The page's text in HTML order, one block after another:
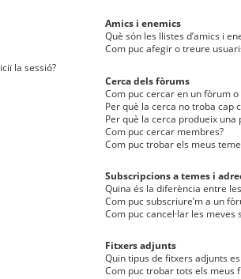
la sessió?
Amics i enemics
Què són les llistes d’amics i
Com puc afegir o treure
Cerca dels fòrums
Com puc cercar en un fòrum o
Per què la cerca no troba cap
Per què la cerca produeix una
Com puc cercar membres?
Com puc trobar els meus
Subscripcions a temes i
Quina és la diferència entre
Com puc subscriure’m a un
Com puc cancel·lar les meves
Fitxers adjunts
Quin tipus de fitxers adjunts
Com puc trobar tots els meus